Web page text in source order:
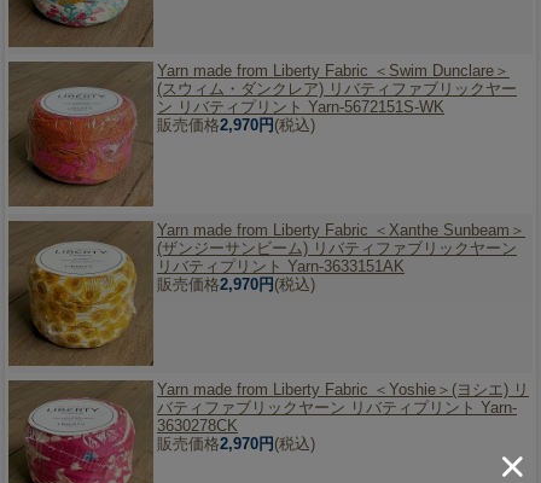
Yarn made from Liberty Fabric ＜Swim Dunclare＞
(スウィム・ダンクレア) リバティファブリックヤー
ン リバティプリント Yarn-5672151S-WK
販売価格2,970円 (税込)
Yarn made from Liberty Fabric ＜Xanthe Sunbeam＞
(ザンジーサンビーム) リバティファブリックヤーン
リバティプリント Yarn-3633151AK
販売価格2,970円 (税込)
Yarn made from Liberty Fabric ＜Yoshie＞(ヨシエ) リ
バティファブリックヤーン リバティプリント Yarn-
3630278CK
販売価格2,970円 (税込)